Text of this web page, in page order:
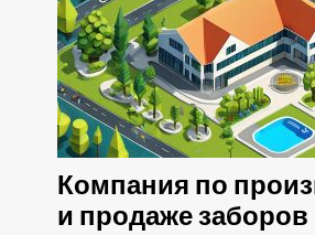
Компания по
и продаже заборов